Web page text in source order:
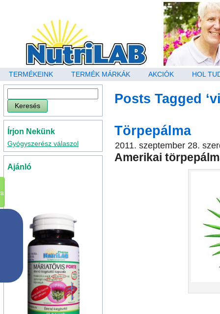
TERMÉKEINK TERMÉK MÁRKÁK AKCIÓK HOL
Írjon Nekünk
Gyógyszerész válaszol
Ajánló
Posts Tagged
Törpepálma
2011. szeptember 28.
Amerikai